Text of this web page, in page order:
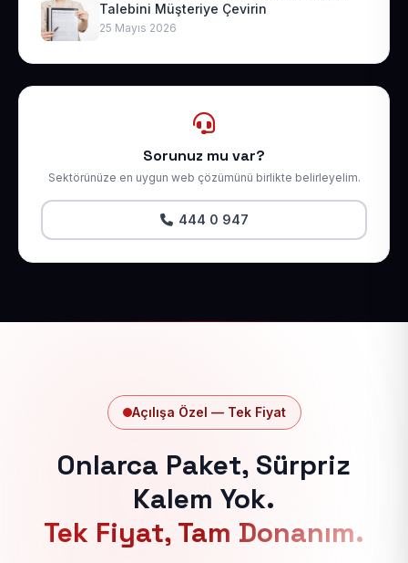
Talebini Müşteriye Çevirin
25 Mayıs 2026
Sorunuz mu var?
Sektörünüze en uygun web çözümünü birlikte belirleyelim.
444 0 947
Açılışa Özel — Tek Fiyat
Onlarca Paket, Sürpriz
Kalem Yok.
Tek Fiyat, Tam Donanım.